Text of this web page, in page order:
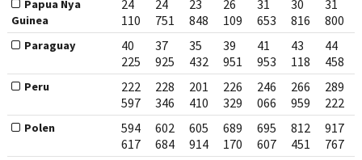
Papua Nya
Guinea
24
110
24
751
23
848
26
109
31
653
30
816
31
800
Paraguay
40
225
37
925
35
432
39
951
41
953
43
118
44
458
Peru
222
597
228
346
201
410
226
329
246
066
266
959
289
222
Polen
594
617
602
684
605
914
689
170
695
607
812
451
917
767